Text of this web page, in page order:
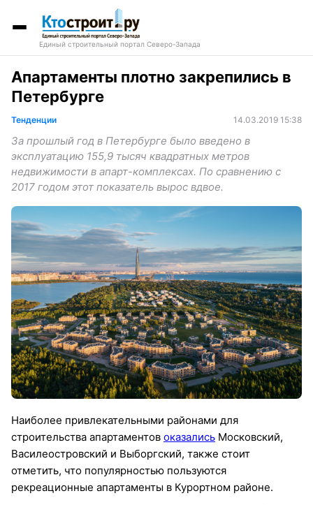
Единый строительный портал Северо-Запада
Апартаменты плотно закрепились в
Петербурге
Тенденции 14.03.2019 15:38
За прошлый год в Петербурге было введено в
эксплуатацию 155,9 тысяч квадратных метров
недвижимости в апарт-комплексах. По сравнению с
2017 годом этот показатель вырос вдвое.
Наиболее привлекательными районами для
строительства апартаментов оказались Московский,
Василеостровский и Выборгский, также стоит
отметить, что популярностью пользуются
рекреационные апартаменты в Курортном районе.